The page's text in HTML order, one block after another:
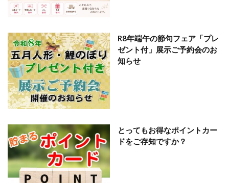
R8年端午の節句フェア「プレ
ゼント付」展示ご予約会のお
知らせ
とってもお得なポイントカー
ドをご存知ですか？